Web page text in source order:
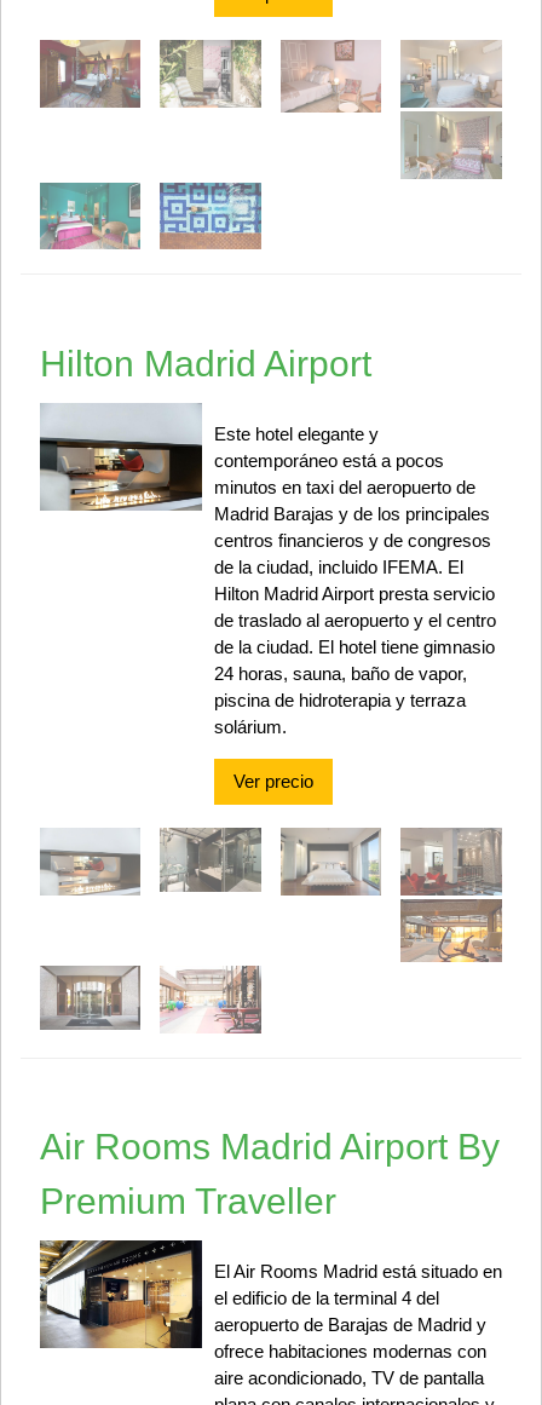
Hilton Madrid Airport
Este hotel elegante y
contemporáneo está a pocos
minutos en taxi del aeropuerto de
Madrid Barajas y de los principales
centros financieros y de congresos
de la ciudad, incluido IFEMA. El
Hilton Madrid Airport presta servicio
de traslado al aeropuerto y el centro
de la ciudad. El hotel tiene gimnasio
24 horas, sauna, baño de vapor,
piscina de hidroterapia y terraza
solárium.
Ver precio
Air Rooms Madrid Airport By
Premium Traveller
El Air Rooms Madrid está situado en
el edificio de la terminal 4 del
aeropuerto de Barajas de Madrid y
ofrece habitaciones modernas con
aire acondicionado, TV de pantalla